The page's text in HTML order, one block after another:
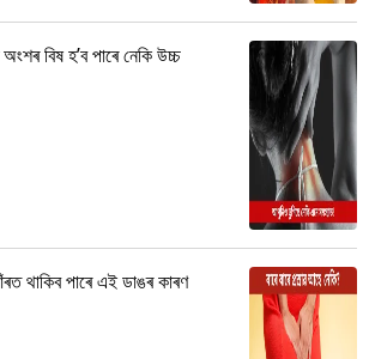
বিষ হ’ব পাৰে নেকি উচ্চ
থাকিব পাৰে এই ডাঙৰ কাৰণ